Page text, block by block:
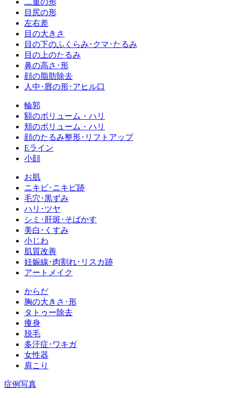
二重の形
目尻の形
左右差
目の大きさ
目の下のふくらみ･クマ･たるみ
目の上のたるみ
鼻の高さ･形
顔の脂肪除去
人中･唇の形･アヒル口
輪郭
額のボリューム・ハリ
頬のボリューム・ハリ
顔のたるみ整形･リフトアップ
Eライン
小顔
お肌
ニキビ･ニキビ跡
毛穴･黒ずみ
ハリ･ツヤ
シミ･肝斑･そばかす
美白･くすみ
小じわ
肌質改善
妊娠線･肉割れ･リスカ跡
アートメイク
からだ
胸の大きさ･形
タトゥー除去
痩身
脱毛
多汗症･ワキガ
女性器
肩こり
症例写真